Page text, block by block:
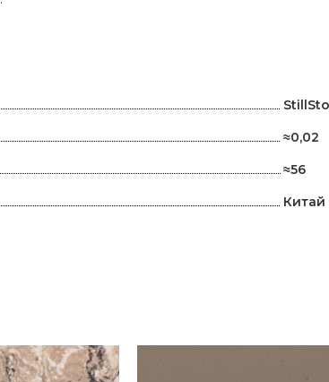
≈0,02
≈56
Китай